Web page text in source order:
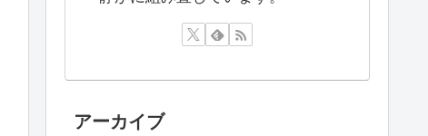
アーカイブ